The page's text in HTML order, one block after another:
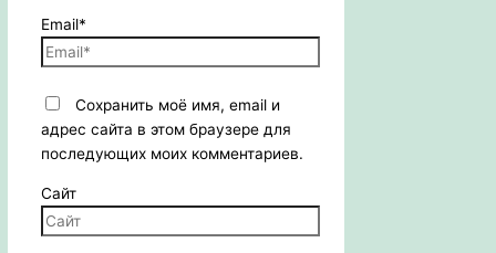
Email*
Сохранить моё имя, email и
адрес сайта в этом браузере для
последующих моих комментариев.
Сайт